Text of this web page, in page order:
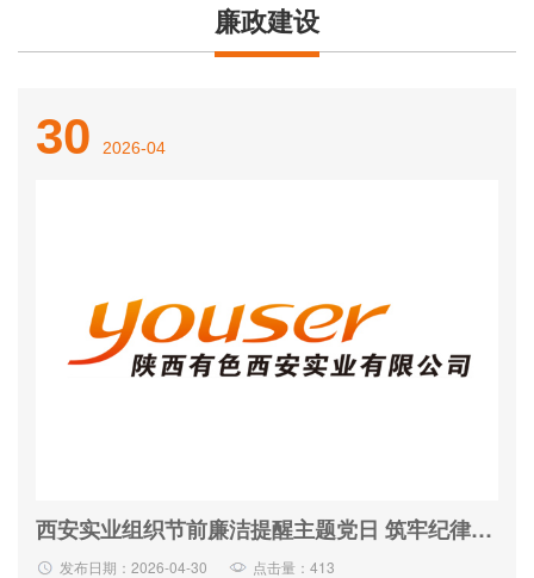
廉政建设
30 2026-04
西安实业组织节前廉洁提醒主题党日 筑牢纪律防线 强化作风建设
发布日期：2026-04-30 点击量：413